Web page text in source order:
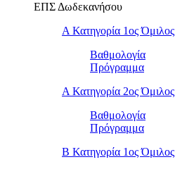
ΕΠΣ Δωδεκανήσου
Α Κατηγορία 1ος Όμιλος
Βαθμολογία
Πρόγραμμα
Α Κατηγορία 2ος Όμιλος
Βαθμολογία
Πρόγραμμα
Β Κατηγορία 1ος Όμιλος